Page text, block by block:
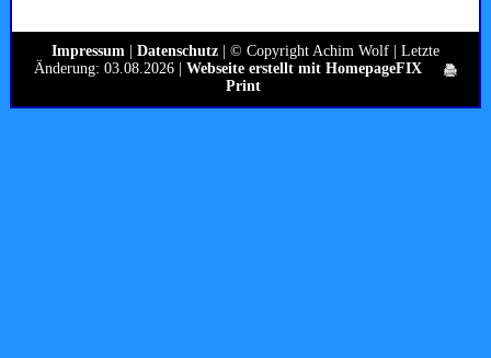
Impressum Datenschutz | © Copyright Achim Wolf | Letzte
Änderung: 03.08.2026 | Webseite erstellt mit HomepageFIX
Print